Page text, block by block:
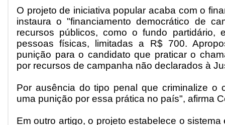
O projeto de iniciativa popular acaba com o
instaura o "financiamento democrático de
recursos públicos, como o fundo partidário,
pessoas físicas, limitadas a R$ 700.
punição para o candidato que praticar o
por recursos de campanha não declarados à
Por ausência do tipo penal que criminalize o
uma punição por essa prática no país", afirma
Em outro artigo, o projeto estabelece o